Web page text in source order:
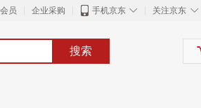
员 企业采购 ◇
手机京东 ◇
关注京东
搜索